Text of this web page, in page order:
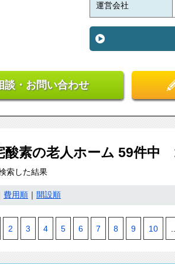
運営会社
談・お問い合わせ
酸素の老人ホーム 59件中
索した結果
費用順 開設順
2 3 4 5 6 7 8 9 10